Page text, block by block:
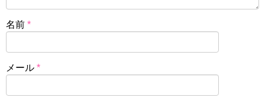
名前 *
メール *